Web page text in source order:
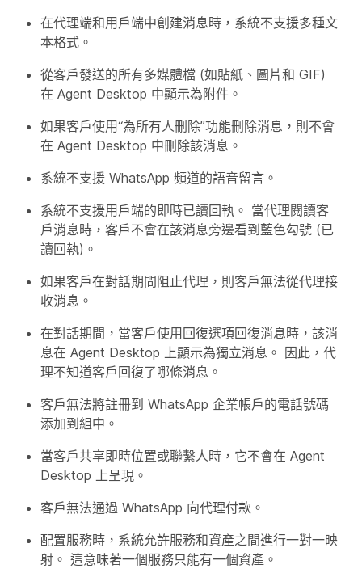
在代理端和用戶端中創建消息時，系統不支援多種文
本格式。
從客戶發送的所有多媒體檔 (如貼紙、圖片和 GIF)
在 Agent Desktop 中顯示為附件。
如果客戶使用“為所有人刪除”功能刪除消息，則不會
在 Agent Desktop 中刪除該消息。
系統不支援 WhatsApp 頻道的語音留言。
系統不支援用戶端的即時已讀回執。 當代理閱讀客
戶消息時，客戶不會在該消息旁邊看到藍色勾號 (已
讀回執)。
如果客戶在對話期間阻止代理，則客戶無法從代理接
收消息。
在對話期間，當客戶使用回復選項回復消息時，該消
息在 Agent Desktop 上顯示為獨立消息。 因此，代
理不知道客戶回復了哪條消息。
客戶無法將註冊到 WhatsApp 企業帳戶的電話號碼
添加到組中。
當客戶共享即時位置或聯繫人時，它不會在 Agent
Desktop 上呈現。
客戶無法通過 WhatsApp 向代理付款。
配置服務時，系統允許服務和資產之間進行一對一映
射。 這意味著一個服務只能有一個資產。